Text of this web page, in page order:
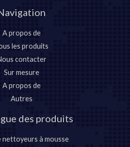
A propos de
les produits
contacter
Sur mesure
A propos de
Autres
des produits
nettoyeurs à mousse